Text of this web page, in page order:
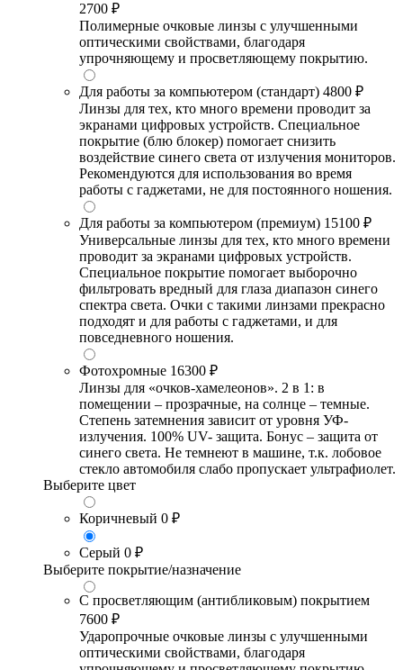
2700 ₽
Полимерные очковые линзы с улучшенными
оптическими свойствами, благодаря
упрочняющему и просветляющему покрытию.
Для работы за компьютером (стандарт) 4800 ₽
Линзы для тех, кто много времени проводит за
экранами цифровых устройств. Специальное
покрытие (блю блокер) помогает снизить
воздействие синего света от излучения мониторов.
Рекомендуются для использования во время
работы с гаджетами, не для постоянного ношения.
Для работы за компьютером (премиум) 15100 ₽
Универсальные линзы для тех, кто много времени
проводит за экранами цифровых устройств.
Специальное покрытие помогает выборочно
фильтровать вредный для глаза диапазон синего
спектра света. Очки с такими линзами прекрасно
подходят и для работы с гаджетами, и для
повседневного ношения.
Фотохромные 16300 ₽
Линзы для «очков-хамелеонов». 2 в 1: в
помещении – прозрачные, на солнце – темные.
Степень затемнения зависит от уровня УФ-
излучения. 100% UV- защита. Бонус – защита от
синего света. Не темнеют в машине, т.к. лобовое
стекло автомобиля слабо пропускает ультрафиолет.
Выберите цвет
Коричневый 0 ₽
Серый 0 ₽
Выберите покрытие/назначение
С просветляющим (антибликовым) покрытием
7600 ₽
Ударопрочные очковые линзы с улучшенными
оптическими свойствами, благодаря